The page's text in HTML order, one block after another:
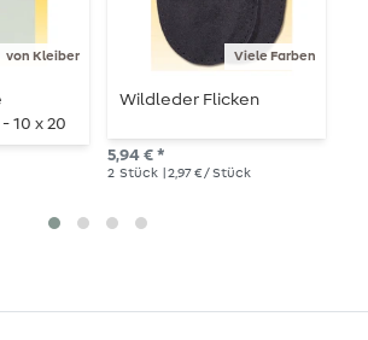
von Kleiber
10 x 20
Viele Farben
Wildleder Flicken
5,94 € *
2 Stück | 2,97 € / Stück